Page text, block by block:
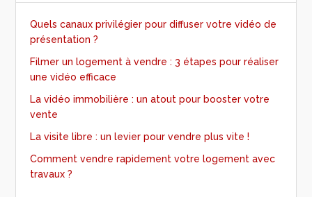
Quels canaux privilégier pour diffuser votre vidéo de
présentation ?
Filmer un logement à vendre : 3 étapes pour réaliser
une vidéo efficace
La vidéo immobilière : un atout pour booster votre
vente
La visite libre : un levier pour vendre plus vite !
Comment vendre rapidement votre logement avec
travaux ?